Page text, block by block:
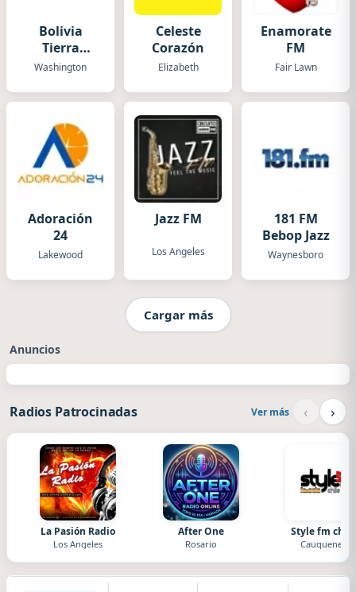
Bolivia
Tierra
Querida
Washington
Celeste
Corazón
Elizabeth
Enamorate
FM
Fair Lawn
Adoración
24
Lakewood
Jazz FM
Los Angeles
181 FM
Bebop Jazz
Waynesboro
Cargar más
Anuncios
Radios Patrocinadas Ver más ‹ ›
La Pasión Radio
Los Angeles
After One
Rosario
Style fm chile
Cauquenes